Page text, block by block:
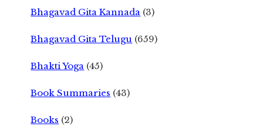
Bhagavad Gita Kannada (3)
Bhagavad Gita Telugu (659)
Bhakti Yoga (45)
Book Summaries (43)
Books (2)